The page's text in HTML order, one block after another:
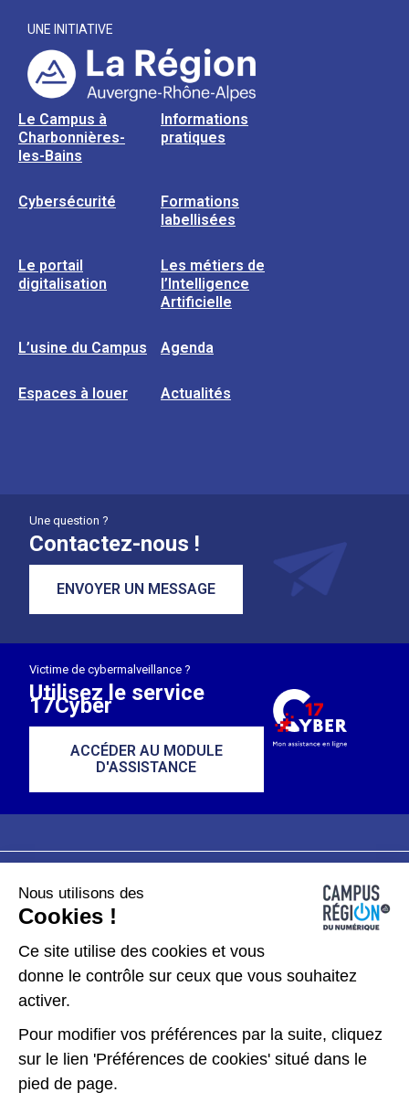
UNE INITIATIVE
Le Campus à
Charbonnières-
les-Bains
Informations
pratiques
Cybersécurité
Formations
labellisées
Le portail
digitalisation
Les métiers de
l’Intelligence
Artificielle
L’usine du Campus Agenda
Espaces à louer Actualités
Une question ?
Contactez-nous !
ENVOYER UN MESSAGE
Victime de cybermalveillance ?
Utilisez le service
17Cyber
ACCÉDER AU MODULE
D'ASSISTANCE
Plan du site
Données personnelles
Gérer les cookies
Kit de communication
Accessibilité : partiellement conforme
Nous utilisons des
Cookies !
Ce site utilise des cookies et vous
donne le contrôle sur ceux que vous souhaitez
activer.
Pour modifier vos préférences par la suite, cliquez
sur le lien 'Préférences de cookies' situé dans le
pied de page.